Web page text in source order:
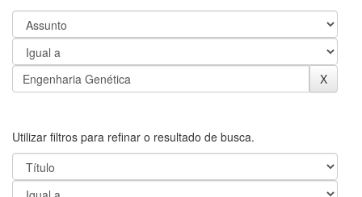
Utilizar filtros para refinar o resultado de busca.